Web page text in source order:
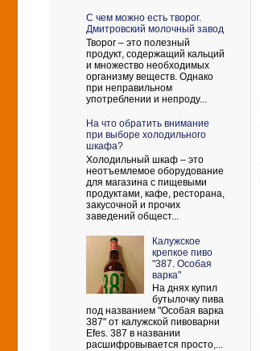
С чем можно есть творог.
Дмитровский молочный завод
Творог – это полезный
продукт, содержащий кальций
и множество необходимых
организму веществ. Однако
при неправильном
употреблении и непроду...
На что обратить внимание
при выборе холодильного
шкафа?
Холодильный шкаф – это
неотъемлемое оборудование
для магазина с пищевыми
продуктами, кафе, ресторана,
закусочной и прочих
заведений общест...
Калужское
крепкое пиво
"387. Особая
варка"
На днях купил
бутылочку пива
под названием "Особая варка
387" от калужской пивоварни
Efes. 387 в названии
расшифровывается просто,...